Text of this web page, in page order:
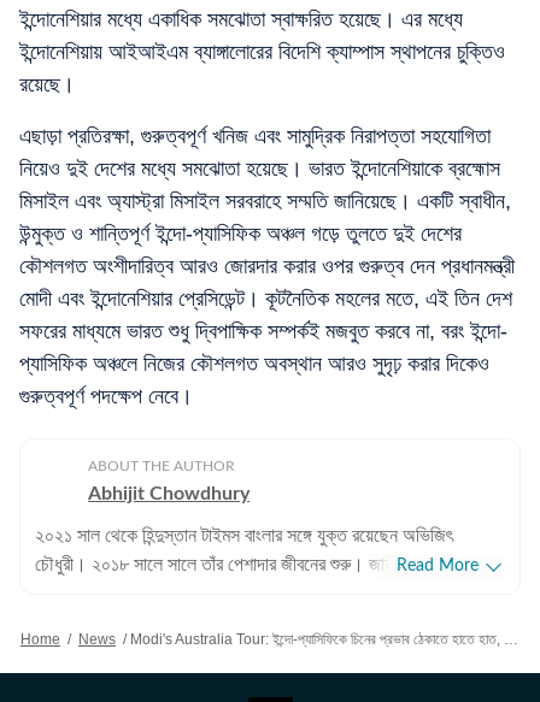
ইন্দোনেশিয়ার মধ্যে একাধিক সমঝোতা স্বাক্ষরিত হয়েছে। এর মধ্যে
ইন্দোনেশিয়ায় আইআইএম ব্যাঙ্গালোরের বিদেশি ক্যাম্পাস স্থাপনের চুক্তিও
রয়েছে।
এছাড়া প্রতিরক্ষা, গুরুত্বপূর্ণ খনিজ এবং সামুদ্রিক নিরাপত্তা সহযোগিতা
নিয়েও দুই দেশের মধ্যে সমঝোতা হয়েছে। ভারত ইন্দোনেশিয়াকে ব্রহ্মোস
মিসাইল এবং অ্যাস্ট্রা মিসাইল সরবরাহে সম্মতি জানিয়েছে। একটি স্বাধীন,
উন্মুক্ত ও শান্তিপূর্ণ ইন্দো-প্যাসিফিক অঞ্চল গড়ে তুলতে দুই দেশের
কৌশলগত অংশীদারিত্ব আরও জোরদার করার ওপর গুরুত্ব দেন প্রধানমন্ত্রী
মোদী এবং ইন্দোনেশিয়ার প্রেসিডেন্ট। কূটনৈতিক মহলের মতে, এই তিন দেশ
সফরের মাধ্যমে ভারত শুধু দ্বিপাক্ষিক সম্পর্কই মজবুত করবে না, বরং ইন্দো-
প্যাসিফিক অঞ্চলে নিজের কৌশলগত অবস্থান আরও সুদৃঢ় করার দিকেও
গুরুত্বপূর্ণ পদক্ষেপ নেবে।
ABOUT THE AUTHOR
Abhijit Chowdhury
২০২১ সাল থেকে হিন্দুস্তান টাইমস বাংলার সঙ্গে যুক্ত রয়েছেন অভিজিৎ
চৌধুরী। ২০১৮ সালে সালে তাঁর পেশাদার জীবনের শুরু। জাতীয়, আন্তর্জাতিক
বিষয়ে তাঁর আগ্রহ সবচেয়ে বেশি। কলকাতা বিশ্ববিদ্যালয় থেকে সাংবাদিকতায়
Read More
Home / News / Modi's Australia Tour: ইন্দো-প্যাসিফিকে চিনের প্রভাব ঠেকাতে হাতে হাত, অস্ট্রেলিয়া সফরে মোদী, আলোচনা হতে পারে কোয়াড নিয়ে